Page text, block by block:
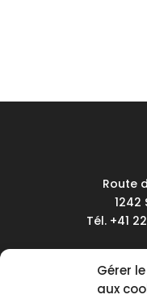
Gérer
aux
Route
1242
Tél. +41